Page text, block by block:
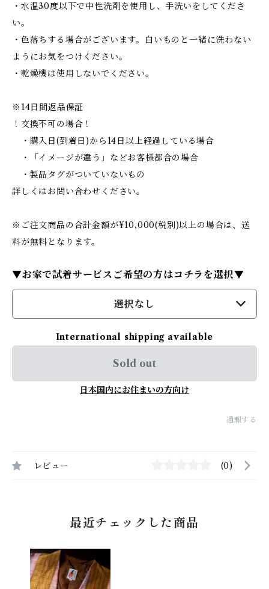
・水温30度以下で中性洗剤を使用し、手洗いをしてくださ
い。
・色落ちする場合がございます。白いものと一緒に洗わない
ようにお気をつけください。
・乾燥機は使用しないでください。
※14日間返品保証
！交換不可の場合！
・購入日(到着日)から14日以上経過している場合
・「イメージが違う」などお客様都合の場合
・製品タグがついていないもの
詳しくはお問い合わせください。
※ご注文商品の合計金額が¥10,000(税別)以上の場合は、送
料が無料となります。
▼お家で試着サービスご希望の方はコチラを選択▼
選択なし
International shipping available
Sold out
日本国内にお住まいの方向け
通報する
レビュー (0)
最近チェックした商品